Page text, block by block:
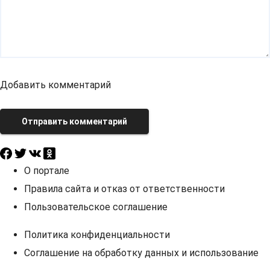
Добавить комментарий
Отправить комментарий
О портале
Правила сайта и отказ от ответственности
Пользовательское соглашение
Политика конфиденциальности
Соглашение на обработку данных и использование